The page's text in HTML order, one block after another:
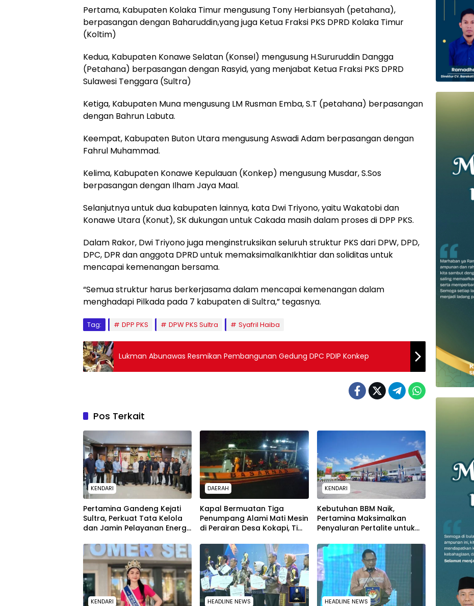
Pertama, Kabupaten Kolaka Timur mengusung Tony Herbiansyah (petahana),
berpasangan dengan Baharuddin,yang juga Ketua Fraksi PKS DPRD Kolaka Timur
(Koltim)
Kedua, Kabupaten Konawe Selatan (Konsel) mengusung H.Sururuddin Dangga
(Petahana) berpasangan dengan Rasyid, yang menjabat Ketua Fraksi PKS DPRD
Sulawesi Tenggara (Sultra)
Ketiga, Kabupaten Muna mengusung LM Rusman Emba, S.T (petahana) berpasangan
dengan Bahrun Labuta.
Keempat, Kabupaten Buton Utara mengusung Aswadi Adam berpasangan dengan
Fahrul Muhammad.
Kelima, Kabupaten Konawe Kepulauan (Konkep) mengusung Musdar, S.Sos
berpasangan dengan Ilham Jaya Maal.
Selanjutnya untuk dua kabupaten lainnya, kata Dwi Triyono, yaitu Wakatobi dan
Konawe Utara (Konut), SK dukungan untuk Cakada masih dalam proses di DPP PKS.
Dalam Rakor, Dwi Triyono juga menginstruksikan seluruh struktur PKS dari DPW, DPD,
DPC, DPR dan anggota DPRD untuk memaksimalkanIkhtiar dan soliditas untuk
mencapai kemenangan bersama.
“Semua struktur harus berkerjasama dalam mencapai kemenangan dalam
menghadapi Pilkada pada 7 kabupaten di Sultra,” tegasnya.
Tag: DPP PKS DPW PKS Sultra Syafril Haiba
Lukman Abunawas Resmikan Pembangunan Gedung DPC PDIP Konkep
Pos Terkait
KENDARI
Pertamina Gandeng Kejati
Sultra, Perkuat Tata Kelola
dan Jamin Pelayanan Energi
DAERAH
Kapal Bermuatan Tiga
Penumpang Alami Mati Mesin
di Perairan Desa Kokapi, Tim
KENDARI
Kebutuhan BBM Naik,
Pertamina Maksimalkan
Penyaluran Pertalite untuk
KENDARI HEADLINE NEWS HEADLINE NEWS